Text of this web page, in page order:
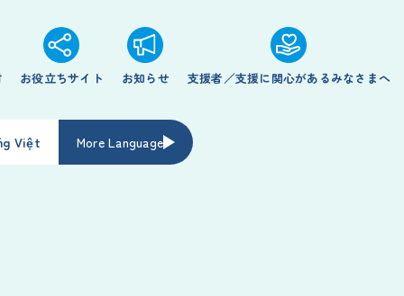
お役立ちサイト お知らせ 支援者／支援に関心があるみなさまへ
Việt More Language